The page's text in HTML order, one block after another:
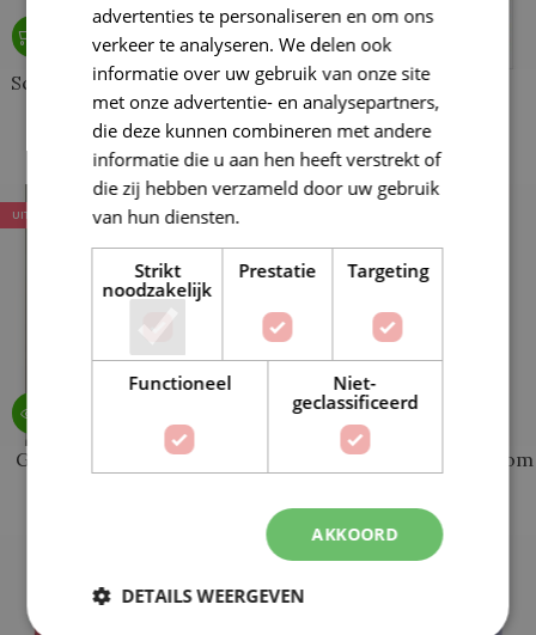
Scheepjes Yarn Bookazine
16 Shimmerland
€10,95
Long legs Amigurumi
€20,99
UITVERKOCHT
Gallery (Mark Roseboom) Memory by Mark Roseboom
€22,50
advertenties te personaliseren en om ons
verkeer te analyseren. We delen ook
informatie over uw gebruik van onze site
met onze advertentie- en analysepartners,
die deze kunnen combineren met andere
informatie die u aan hen heeft verstrekt of
die zij hebben verzameld door uw gebruik
van hun diensten.
Strikt
noodzakelijk
Prestatie Targeting
Functioneel
Niet-
geclassificeerd
AKKOORD
DETAILS WEERGEVEN